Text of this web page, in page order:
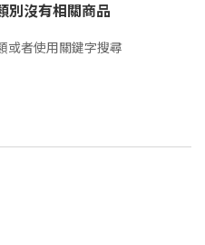
別沒有相關商品
或者使用關鍵字搜尋